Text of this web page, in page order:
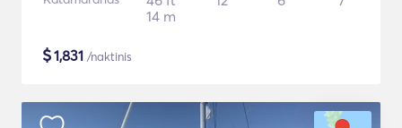
14 m
$1,831 /naktinis